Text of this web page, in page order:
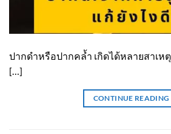
ปากดำหรือปากคล้ำ เกิดได้หลายสาเห
[…]
CONTINUE READING